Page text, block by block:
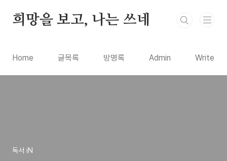
희망을 보고, 나는 쓰네
Home 글목록 방명록 Admin Write
독서 iN